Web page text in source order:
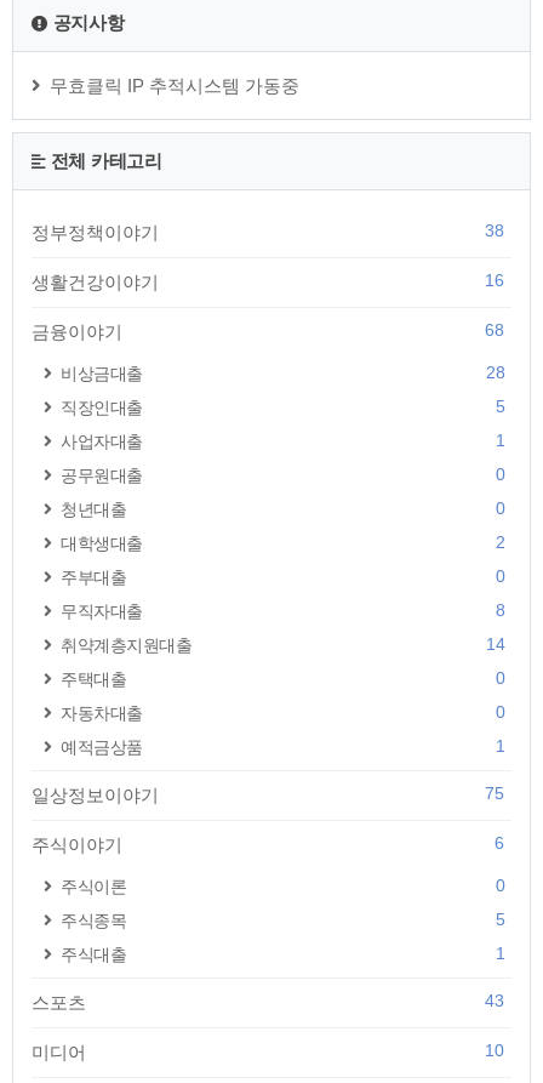
공지사항
무효클릭 IP 추적시스템 가동중
전체 카테고리
정부정책이야기 38
생활건강이야기 16
금융이야기 68
비상금대출
28
직장인대출
5
사업자대출
1
공무원대출
0
청년대출
0
대학생대출
2
주부대출
0
무직자대출
8
취약계층지원대출
14
주택대출
0
자동차대출
0
예적금상품
1
일상정보이야기 75
주식이야기 6
주식이론
0
주식종목
5
주식대출
1
스포츠 43
미디어 10